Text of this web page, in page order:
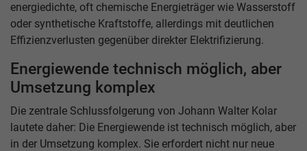
energiedichte, oft chemische Energieträger wie Wasserstoff
oder synthetische Kraftstoffe, allerdings mit deutlichen
Effizienzverlusten gegenüber direkter Elektrifizierung.
Energiewende technisch möglich, aber
Umsetzung komplex
Die zentrale Schlussfolgerung von Johann Walter Kolar
lautete daher: Die Energiewende ist technisch möglich, aber
in der Umsetzung komplex. Sie erfordert nicht nur neue